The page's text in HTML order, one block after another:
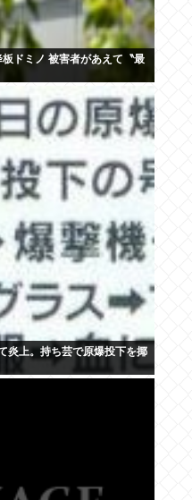
ドミノ 被害者があえて〝最
炎上。持ち芸で原爆投下を揶